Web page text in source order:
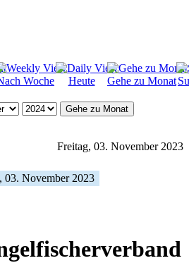
Woche Heute Gehe zu Monat
Gehe zu Monat
Freitag, 03. November 2023
03. November 2023